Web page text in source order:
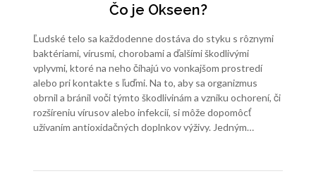
Čo je Okseen?
Ľudské telo sa každodenne dostáva do styku s rôznymi
baktériami, vírusmi, chorobami a ďalšími škodlivými
vplyvmi, ktoré na neho číhajú vo vonkajšom prostredí
alebo pri kontakte s ľuďmi. Na to, aby sa organizmus
obrnil a bránil voči týmto škodlivinám a vzniku ochorení, či
rozšíreniu vírusov alebo infekcií, si môže dopomôcť
užívaním antioxidačných doplnkov výživy. Jedným…